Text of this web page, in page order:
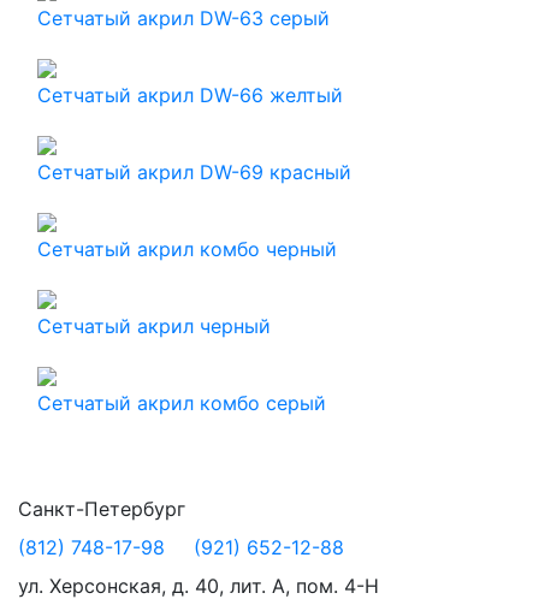
Сетчатый акрил DW-63 серый
Сетчатый акрил DW-66 желтый
Сетчатый акрил DW-69 красный
Сетчатый акрил комбо черный
Сетчатый акрил черный
Сетчатый акрил комбо серый
Санкт-Петербург
(812) 748-17-98
(921) 652-12-88
ул. Херсонская, д. 40, лит. А, пом. 4-Н